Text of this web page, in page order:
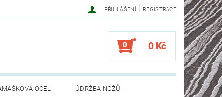
PŘIHLÁŠENÍ | REGISTRACE
0 0 Kč
OCEL ÚDRŽBA NOŽŮ